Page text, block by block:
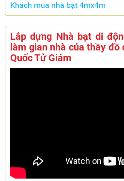
Khách mua nhà bạt 4mx4m
Lắp dựng Nhà bạt di
làm gian nhà của thầy đồ
Quốc Tử Giám